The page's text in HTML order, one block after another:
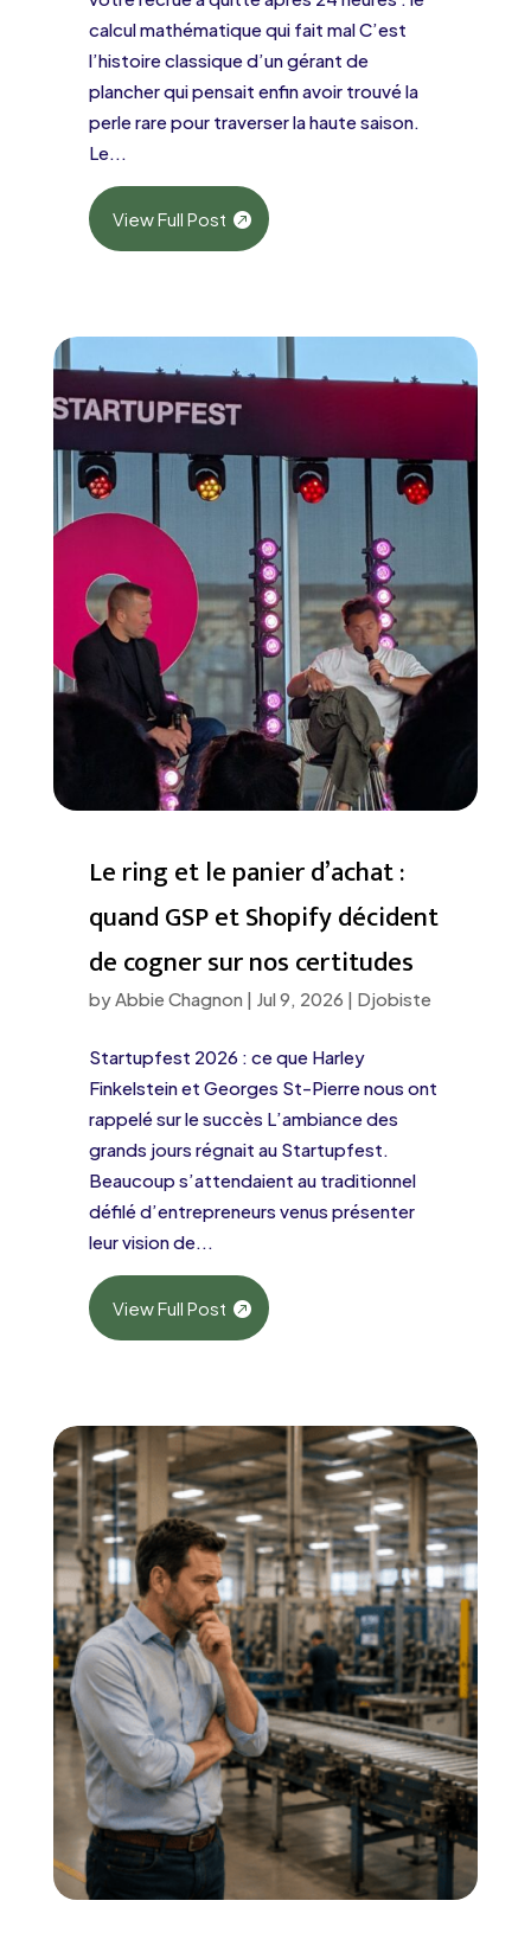
calcul mathématique qui fait mal C’est
l’histoire classique d’un gérant de
plancher qui pensait enfin avoir trouvé la
perle rare pour traverser la haute saison.
Le...
View Full Post
Le ring et le panier d’achat :
quand GSP et Shopify décident
de cogner sur nos certitudes
byAbbie Chagnon | Jul 9, 2026 | Djobiste
Startupfest 2026 : ce que Harley
Finkelstein et Georges St-Pierre nous ont
rappelé sur le succès L’ambiance des
grands jours régnait au Startupfest.
Beaucoup s’attendaient au traditionnel
défilé d’entrepreneurs venus présenter
leur vision de...
View Full Post